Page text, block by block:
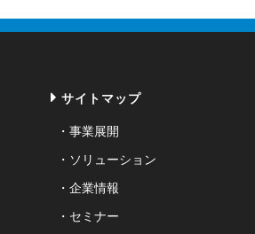
サイトマップ
事業展開
ソリューション
企業情報
セミナー